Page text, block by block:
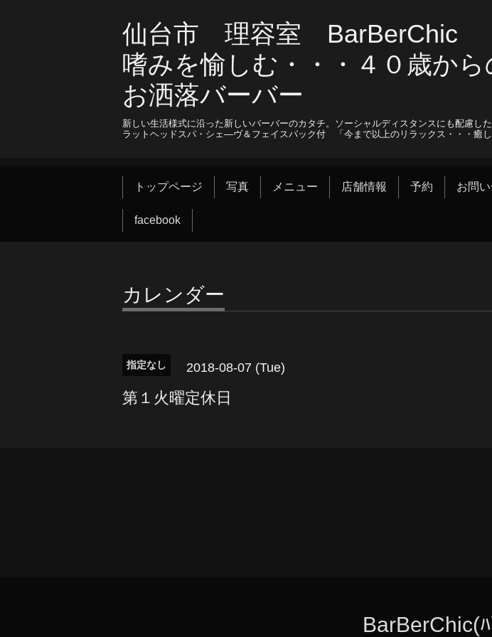
仙台市 理容室 BarBerChic
嗜みを愉しむ・・・４０歳か
お洒落バーバー
新しい生活様式に沿った新しいバーバーのカタチ。ソーシャルディスタンスにも配慮し
ラットヘッドスパ・シェ―ヴ＆フェイスパック付 「今まで以上のリラックス・・・癒し
トップページ 写真 メニュー 店舗情報 予約 お問
facebook
カレンダー
指定なし 2018-08-07 (Tue)
第１火曜定休日
BarBerChic(ﾊ